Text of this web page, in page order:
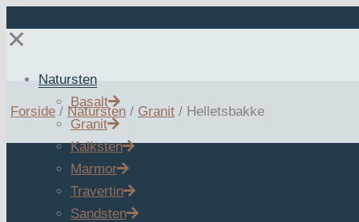
✕
Natursten
Basalt
Granit
Kalksten
Marmor
Travertin
Sandsten
Forside / Natursten / Granit / Helletsbakke